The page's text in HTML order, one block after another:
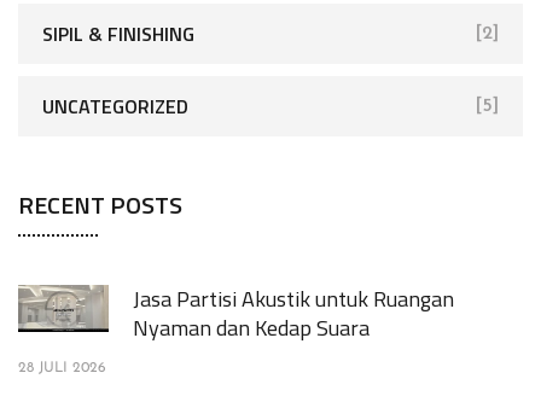
SIPIL & FINISHING [2]
UNCATEGORIZED [5]
RECENT POSTS
Jasa Partisi Akustik untuk Ruangan
Nyaman dan Kedap Suara
28 JULI 2026